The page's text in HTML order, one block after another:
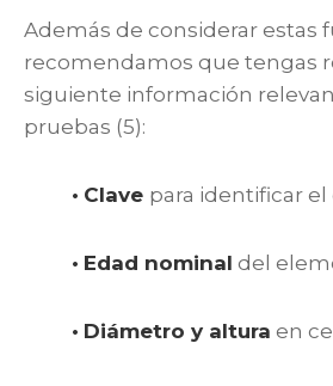
Además de considerar estas
recomendamos que tengas
siguiente información
pruebas (5):
• Clave para identificar
• Edad nominal del
• Diámetro y altura en